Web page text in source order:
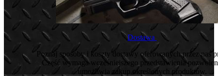
Dostawa
Poznaj sposoby i koszty dostawy oferowanych przez nas
Część wymaga wcześniejszego przedstawienia
umożliwia zakup określonych produktów.